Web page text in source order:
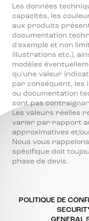
Les données
capacités, les
aux produits
documentation
d'exemple et non
illustrations etc.),
modèles
qu'une valeur
par conséquent, les
ou documentation
sont pas
Les valeurs réelles
varier par rapport
approximatives et/
Nous vous
spécifique doit
phase de devis.
POLITIQUE DE